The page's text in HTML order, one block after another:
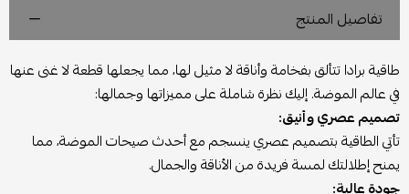
تفاصيل المنتج
طاقية برادا تتألق بفخامة وأناقة لا مثيل لها، مما يجعلها قطعة لا غنى عنها
في عالم الموضة. إليك نظرة شاملة على مميزاتها وجمالها:
تصميم عصري وأنيق:
تأتي الطاقية بتصميم عصري ينسجم مع أحدث صيحات الموضة، مما
يمنح إطلالتك لمسة فريدة من الأناقة والجمال.